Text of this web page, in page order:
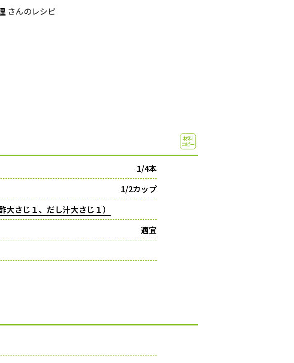
さんのレシピ
1/4本
1/2カップ
さじ１、だし汁大さじ１）
適宜